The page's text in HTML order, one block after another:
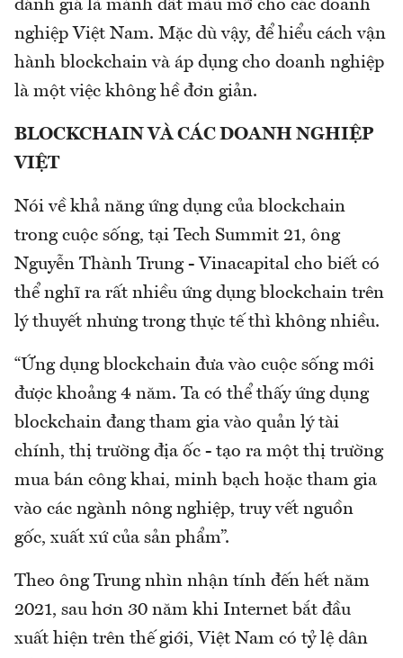
đánh giá là mảnh đất màu mỡ cho các doanh
nghiệp Việt Nam. Mặc dù vậy, để hiểu cách vận
hành blockchain và áp dụng cho doanh nghiệp
là một việc không hề đơn giản.
BLOCKCHAIN VÀ CÁC DOANH NGHIỆP
VIỆT
Nói về khả năng ứng dụng của blockchain
trong cuộc sống, tại Tech Summit 21, ông
Nguyễn Thành Trung - Vinacapital cho biết có
thể nghĩ ra rất nhiều ứng dụng blockchain trên
lý thuyết nhưng trong thực tế thì không nhiều.
“Ứng dụng blockchain đưa vào cuộc sống mới
được khoảng 4 năm. Ta có thể thấy ứng dụng
blockchain đang tham gia vào quản lý tài
chính, thị trường địa ốc - tạo ra một thị trường
mua bán công khai, minh bạch hoặc tham gia
vào các ngành nông nghiệp, truy vết nguồn
gốc, xuất xứ của sản phẩm”.
Theo ông Trung nhìn nhận tính đến hết năm
2021, sau hơn 30 năm khi Internet bắt đầu
xuất hiện trên thế giới, Việt Nam có tỷ lệ dân